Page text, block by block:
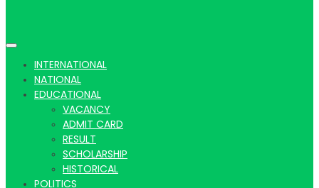
news |
Latest
INTERNATIONAL
NATIONAL
EDUCATIONAL
VACANCY
ADMIT CARD
RESULT
SCHOLARSHIP
HISTORICAL
POLITICS